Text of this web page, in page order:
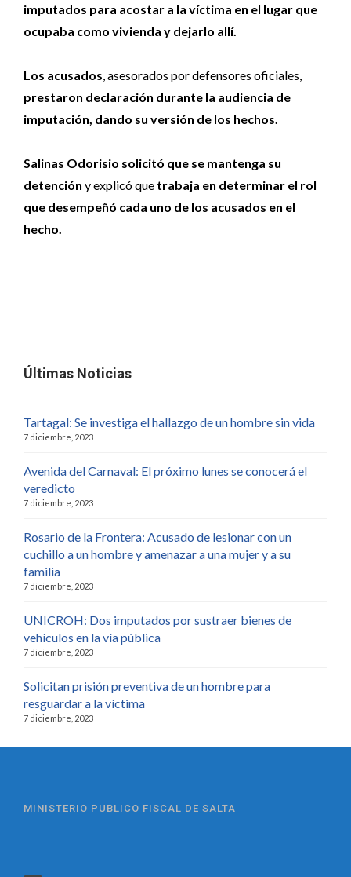
imputados para acostar a la víctima en el lugar que
ocupaba como vivienda y dejarlo allí.
Los acusados, asesorados por defensores oficiales,
prestaron declaración durante la audiencia de
imputación, dando su versión de los hechos.
Salinas Odorisio solicitó que se mantenga su
detención y explicó que trabaja en determinar el rol
que desempeñó cada uno de los acusados en el
hecho.
Últimas Noticias
Tartagal: Se investiga el hallazgo de un hombre sin vida
7 diciembre, 2023
Avenida del Carnaval: El próximo lunes se conocerá el
veredicto
7 diciembre, 2023
Rosario de la Frontera: Acusado de lesionar con un
cuchillo a un hombre y amenazar a una mujer y a su
familia
7 diciembre, 2023
UNICROH: Dos imputados por sustraer bienes de
vehículos en la vía pública
7 diciembre, 2023
Solicitan prisión preventiva de un hombre para
resguardar a la víctima
7 diciembre, 2023
MINISTERIO PUBLICO FISCAL DE SALTA